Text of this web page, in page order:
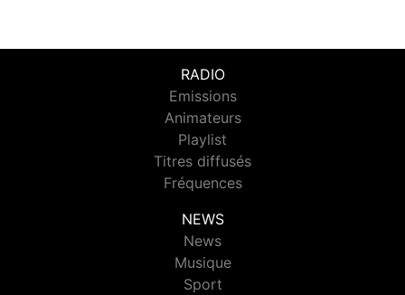
RADIO
Emissions
Animateurs
Playlist
Titres diffusés
Fréquences
NEWS
News
Musique
Sport